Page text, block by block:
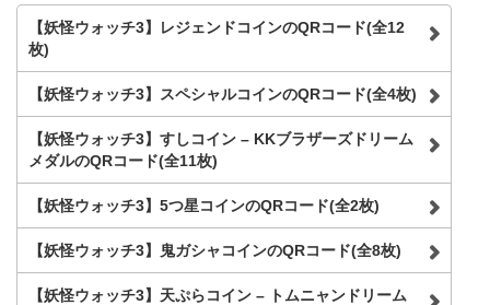
【妖怪ウォッチ3】レジェンドコインのQRコード(全12
枚)
【妖怪ウォッチ3】スペシャルコインのQRコード(全4枚)
【妖怪ウォッチ3】すしコイン – KKブラザーズドリーム
メダルのQRコード(全11枚)
【妖怪ウォッチ3】5つ星コインのQRコード(全2枚)
【妖怪ウォッチ3】鬼ガシャコインのQRコード(全8枚)
【妖怪ウォッチ3】天ぷらコイン – トムニャンドリーム